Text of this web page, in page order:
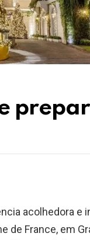
acolhedora e
de France, em